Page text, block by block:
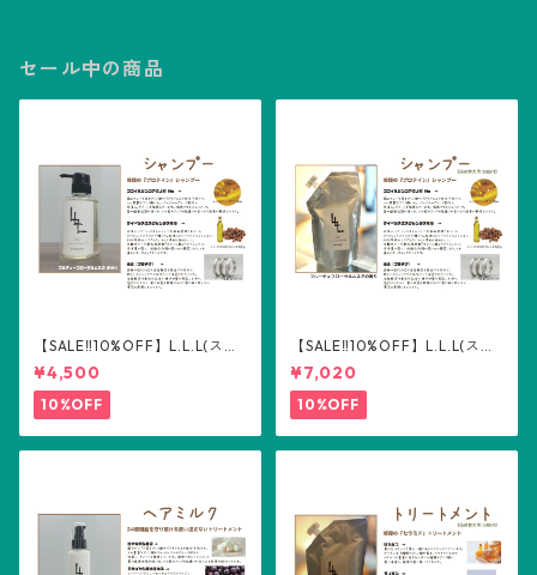
セール中の商品
【SALE‼️10%OFF】L.L.L(スリ
ーエル) シャンプー300ml
¥4,500
10%OFF
【SALE‼️10%OFF】L.L.L(スリ
ーエル) シャンプー詰め替え用
500ml
¥7,020
10%OFF